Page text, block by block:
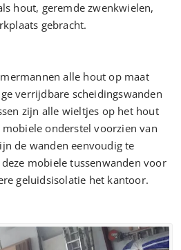
hout, geremde zwenkwielen,
gebracht.
alle hout op maat
verrijdbare scheidingswanden
zijn alle wieltjes op het hout
onderstel voorzien van
de wanden eenvoudig te
mobiele tussenwanden voor
geluidsisolatie het kantoor.